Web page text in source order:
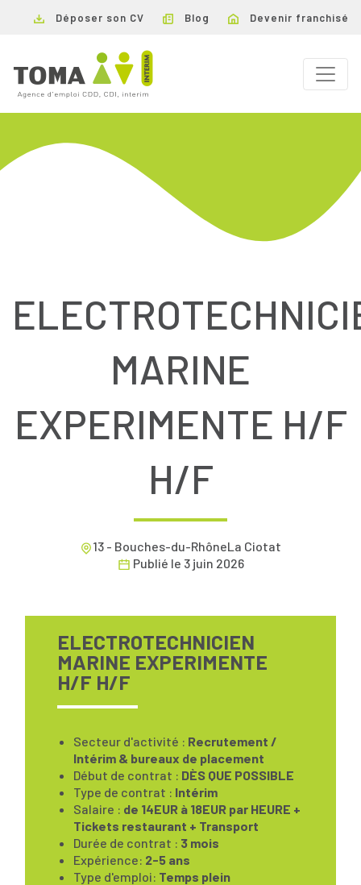
Déposer son CV Blog Devenir franchisé
MARINE
EXPERIMENTE H/F
H/F
13 - Bouches-du-RhôneLa Ciotat
Publié le 3 juin 2026
ELECTROTECHNICIEN
MARINE EXPERIMENTE
H/F H/F
Secteur d'activité : Recrutement /
Intérim & bureaux de placement
Début de contrat : DÈS QUE POSSIBLE
Type de contrat : Intérim
Salaire : de 14EUR à 18EUR par HEURE +
Tickets restaurant + Transport
Durée de contrat : 3 mois
Expérience: 2-5 ans
Type d'emploi: Temps plein